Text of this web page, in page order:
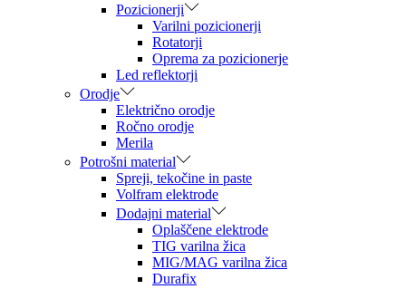
Pozicionerji
Varilni pozicionerji
Rotatorji
Oprema za pozicionerje
Led reflektorji
Orodje
Električno orodje
Ročno orodje
Merila
Potrošni material
Spreji, tekočine in paste
Volfram elektrode
Dodajni material
Oplaščene elektrode
TIG varilna žica
MIG/MAG varilna žica
Durafix